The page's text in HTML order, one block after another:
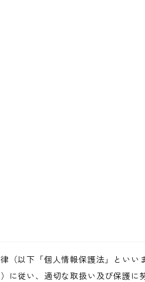
（以下「個人情報保護法」といい
従い、適切な取扱い及び保護に